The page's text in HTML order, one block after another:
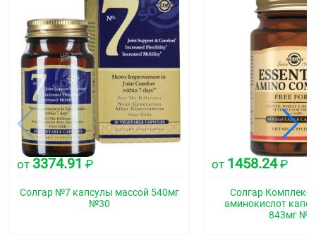
от 3374.91 ₽
Солгар №7 капсулы массой 540мг
№30
от 1458.24₽
Солгар Комплекс
аминокислот
843мг